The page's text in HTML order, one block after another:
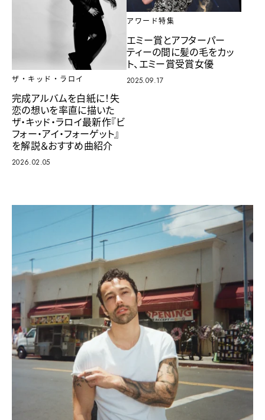
ザ・キッド・ラロイ
完成アルバムを白紙に！失
恋の想いを率直に描いた
ザ・キッド・ラロイ最新作『ビ
フォー・アイ・フォーゲット』
を解説＆おすすめ曲紹介
2026.02.05
アワード特集
エミー賞とアフターパー
ティーの間に髪の毛をカッ
ト、エミー賞受賞女優
2025.09.17